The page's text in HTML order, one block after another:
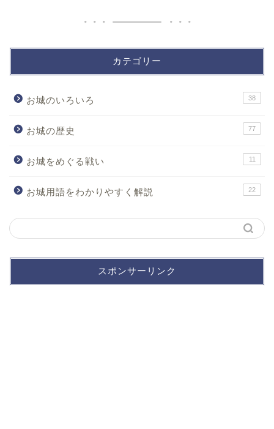
カテゴリー
お城のいろいろ 38
お城の歴史 77
お城をめぐる戦い 11
お城用語をわかりやすく解説 22
スポンサーリンク